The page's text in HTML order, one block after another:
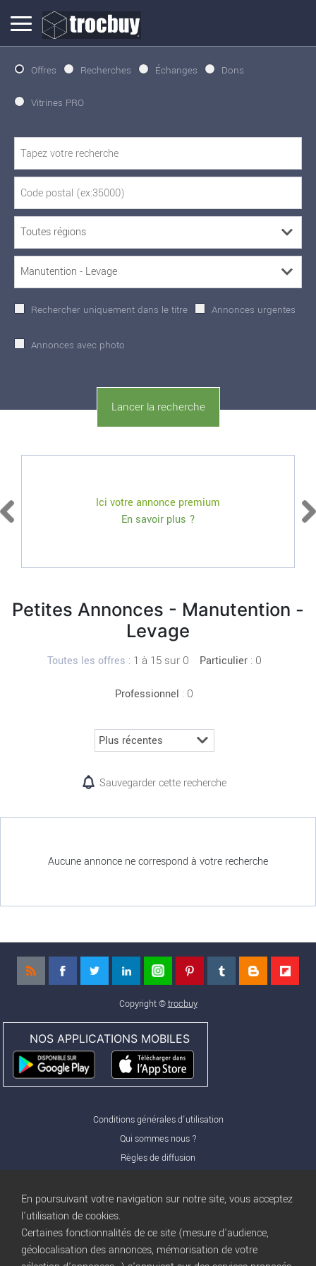
Offres Recherches Échanges Dons
Vitrines PRO
Rechercher uniquement dans le titre Annonces urgentes
Annonces avec photo
Ici votre annonce premium
En savoir plus ?
Petites Annonces - Manutention -
Levage
Toutes les offres : 1 à 15 sur 0 Particulier: 0
Professionnel : 0
Sauvegarder cette recherche
Aucune annonce ne correspond à votre recherche
Copyright ©trocbuy
NOS APPLICATIONS MOBILES
Conditions générales d'utilisation
Qui sommes nous ?
Règles de diffusion
Nos offres Pro
Publicité
Conditions d’Utilisation
En poursuivant votre navigation sur notre site, vous acceptez
l'utilisation de cookies.
Certaines fonctionnalités de ce site (mesure d'audience,
géolocalisation des annonces, mémorisation de votre